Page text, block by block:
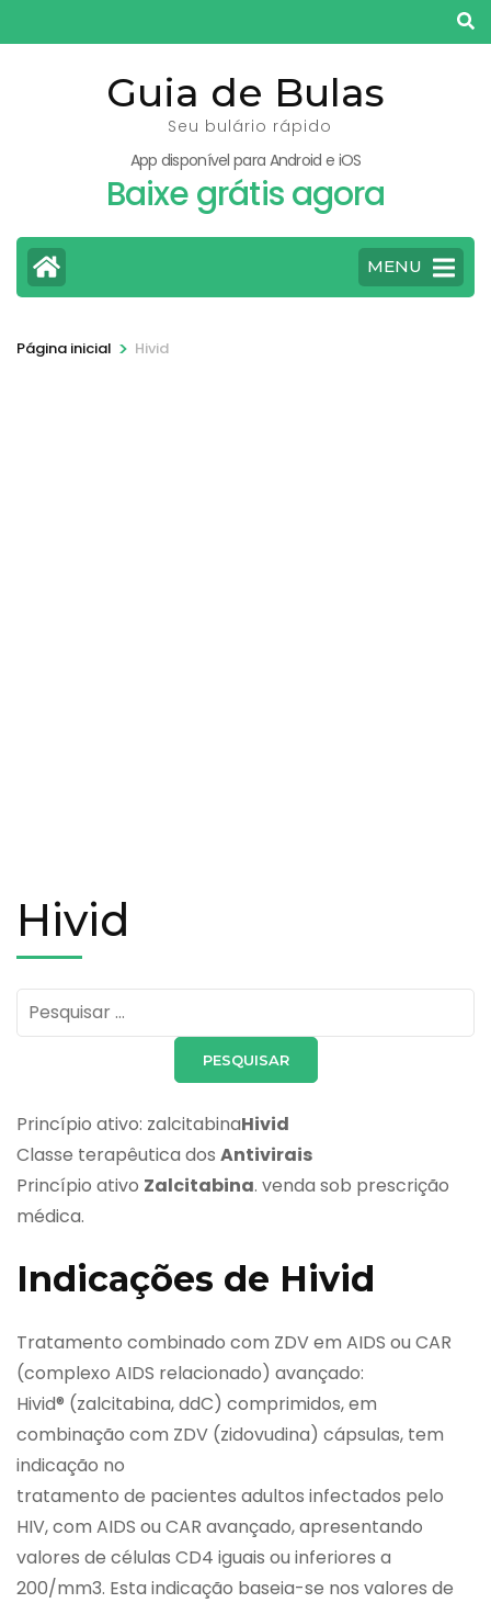
para
Guia de Bulas
Seu bulário rápido
App disponível para Android e iOS
Baixe grátis agora
MENU
Página inicial > Hivid
Hivid
Pesquisar
por:
Princípio ativo: zalcitabinaHivid
Classe terapêutica dos Antivirais
Princípio ativo Zalcitabina. venda sob prescrição
médica.
Indicações de Hivid
Tratamento combinado com ZDV em AIDS ou CAR
(complexo AIDS relacionado) avançado:
Hivid® (zalcitabina, ddC) comprimidos, em
combinação com ZDV (zidovudina) cápsulas, tem
indicação no
tratamento de pacientes adultos infectados pelo
HIV, com AIDS ou CAR avançado, apresentando
valores de células CD4 iguais ou inferiores a
200/mm3. Esta indicação baseia-se nos valores de